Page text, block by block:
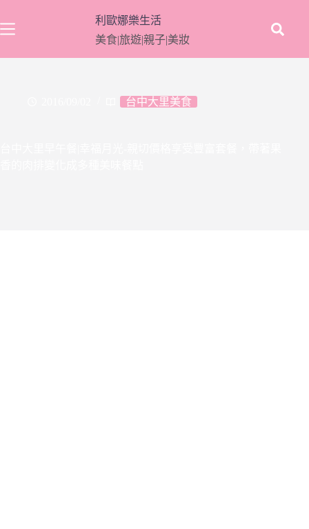
至
要
利歐娜樂生活
美食|旅遊|親子|美妝
台中大里美食